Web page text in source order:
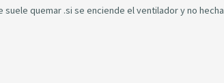
quemar .si se enciende el ventilador y no hecha